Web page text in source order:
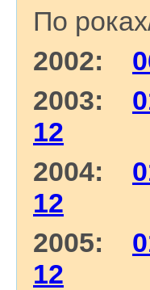
По
2002:
2003:
12
2004:
12
2005:
12